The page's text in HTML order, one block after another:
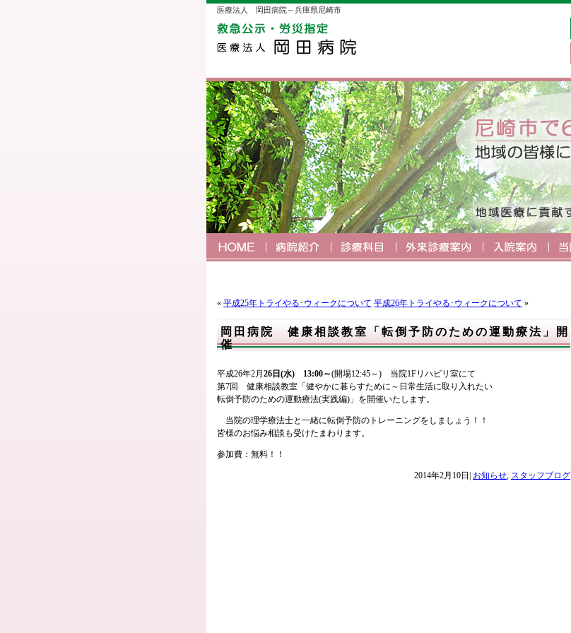
医療法人 岡田病院～兵庫県尼崎市
« 平成25年トライやる･ウィークについて 平成26年トライやる･ウィークについて »
岡田病院 健康相談教室「転倒予防のための運動療法」開
催
平成26年2月26日(水) 13:00～(開場12:45～) 当院1Fリハビリ室にて
第7回 健康相談教室「健やかに暮らすために～日常生活に取り入れたい
転倒予防のための運動療法(実践編)」を開催いたします。
当院の理学療法士と一緒に転倒予防のトレーニングをしましょう！！
皆様のお悩み相談も受けたまわります。
参加費：無料！！
2014年2月10日| お知らせ スタッフブログ